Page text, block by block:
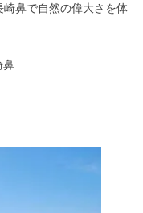
鼻で自然の偉大さを体
鼻